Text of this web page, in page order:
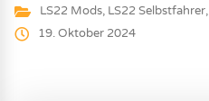
LS22 Mods, LS22 Selbstfahrer,
19. Oktober 2024